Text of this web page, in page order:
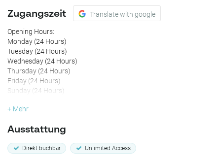
Zugangszeit Translate with google
Opening Hours:
Monday (24 Hours)
Tuesday (24 Hours)
Wednesday (24 Hours)
Thursday (24 Hours)
Friday (24 Hours)
Sunday (24 Hours)
+ Mehr
Ausstattung
Direkt buchbar Unlimited Access